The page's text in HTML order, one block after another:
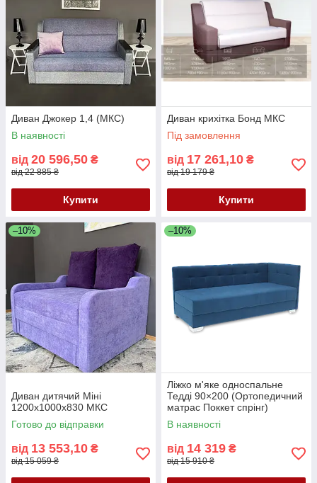
Диван Джокер 1,4 (МКС)
В наявності
від 20 596,50 ₴
від 22 885 ₴
Купити
Диван крихітка Бонд МКС
Під замовлення
від 17 261,10 ₴
від 19 179 ₴
Купити
–10%
Диван дитячий Міні
1200х1000х830 МКС
Готово до відправки
від 13 553,10 ₴
від 15 059 ₴
–10%
Ліжко м'яке односпальне
Тедді 90×200 (Ортопедичний
матрас Поккет спрінг)
В наявності
від 14 319 ₴
від 15 910 ₴